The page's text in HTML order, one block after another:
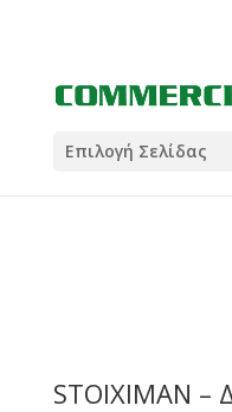
Coral
Επιλογή Σελίδας
STOIXIMAN –